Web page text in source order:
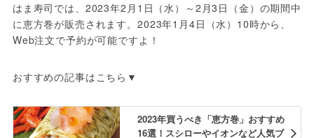
はま寿司では、2023年2月1日（水）～2月3日（金）の期間中
に恵方巻が販売されます。2023年1月4日（水）10時から、
Web注文で予約が可能ですよ！
おすすめの記事はこちら▼
2023年買うべき「恵方巻」おすすめ
16選！スシローやイオンなど人気ブ